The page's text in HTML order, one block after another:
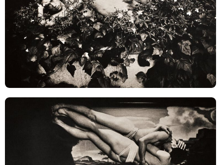
TAGS PEOPLE RANKING
CULTURAL ESSAYS POP CULTURE JP-SOCIETY